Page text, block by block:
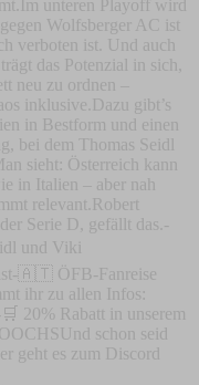
unteren Playoff wird
Wolfsberger AC ist
verboten ist. Und auch
das Potenzial in sich,
neu zu ordnen –
inklusive.Dazu gibt’s
in Bestform und einen
bei dem Thomas Seidl
sieht: Österreich kann
in Italien – aber nah
relevant.Robert
Serie D, gefällt das.-
und Viki
⁠⁠🇦🇹 ÖFB-Fanreise
ihr zu allen Infos:
20% Rabatt in unserem
schon seid
geht es zum Discord